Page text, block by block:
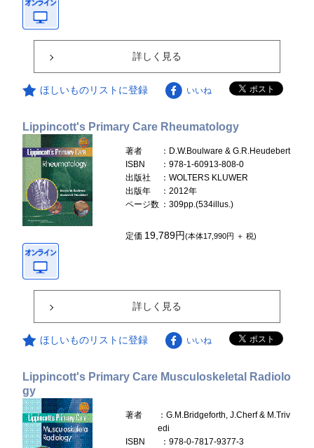
詳しく見る
ほしいものリストに登録 いいね
Lippincott's Primary Care Rheumatology
著者
：D.W.Boulware & G.R.Heudebert
ISBN
：978-1-60913-808-0
出版社
：WOLTERS KLUWER
出版年
：2012年
ページ数 ：309pp.(534illus.)
定価 19,789円(本体17,990円 ＋ 税)
詳しく見る
ほしいものリストに登録 いいね
Lippincott's Primary Care Musculoskeletal Radiolo
gy
著者
：G.M.Bridgeforth, J.Cherf & M.Triv
edi
ISBN
：978-0-7817-9377-3